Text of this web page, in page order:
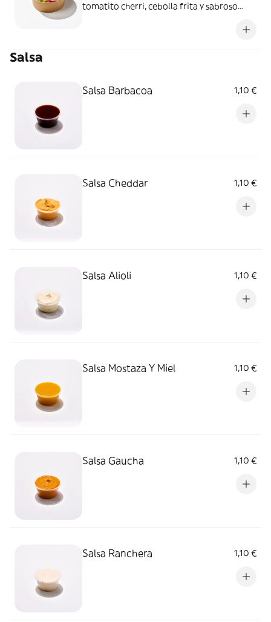
tomatito cherri, cebolla frita y sabroso
Salsa
Salsa Barbacoa 1,10 €
Salsa Cheddar 1,10 €
Salsa Alioli 1,10 €
Salsa Mostaza Y Miel 1,10 €
Salsa Gaucha 1,10 €
Salsa Ranchera 1,10 €